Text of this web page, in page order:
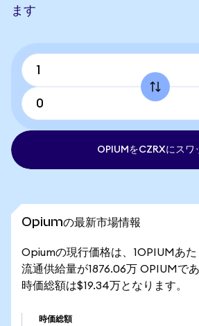
ます
OPIUMをCZRXにスワ
Opiumの最新市場情報
Opiumの現行価格は、1OPIUMあた
流通供給量が1876.06万 OPIUMで
時価総額は$19.34万となります。
時価総額